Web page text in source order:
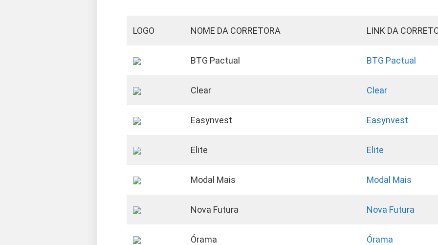
LOGO NOME DA CORRETORA LINK DA
BTG Pactual BTG Pactual
Clear Clear
Easynvest Easynvest
Elite Elite
Modal Mais Modal Mais
Nova Futura Nova Futura
Órama Órama